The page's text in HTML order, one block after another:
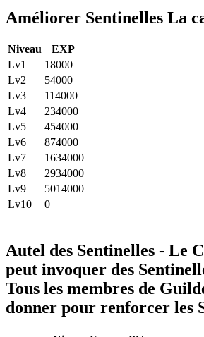
Améliorer Sentinelles La
Niveau
EXP
Lv1
18000
Lv2
54000
Lv3
114000
Lv4
234000
Lv5
454000
Lv6
874000
Lv7
1634000
Lv8
2934000
Lv9
5014000
Lv10
0
Autel des Sentinelles - Le
peut invoquer des
Tous les membres de
donner pour renforcer les